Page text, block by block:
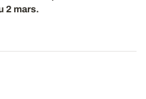
2 mars.